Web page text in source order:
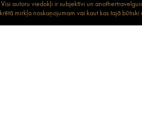
autoru viedokļi ir subjektīvi un
mirkļa noskaņojumam vai kaut kas tajā